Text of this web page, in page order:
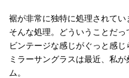
裾が非常に独特に処理されてい
そんな処理。どういうことだっ
ビンテージな感じがぐっと感じ
ミラーサングラスは最近、私
ム。